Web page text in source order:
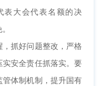
表大会代表名额的决
抓好问题整改，严格
安全责任抓落实。要
体制机制，提升国有